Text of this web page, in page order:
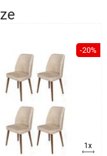
de ședințe, interioare
-20%
1x